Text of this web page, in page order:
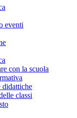
eventi
con la scuola
didattiche
classi